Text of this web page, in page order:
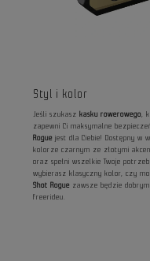
Styl i kolor
Jeśli szukasz kasku rowerowego,
zapewni Ci maksymalne
Rogue jest dla Ciebie! Dostępny w
kolorze czarnym ze złotymi
oraz spełni wszelkie Twoje
wybierasz klasyczny kolor, czy
Shot Rogue zawsze będzie
freerideu.